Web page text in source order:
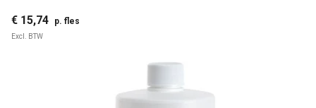
€ 15,74 p. fles
Excl. BTW